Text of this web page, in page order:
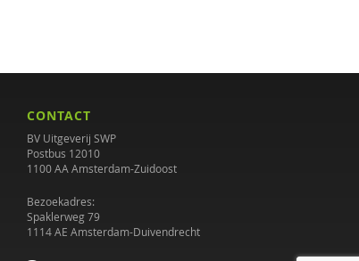
CONTACT
BV Uitgeverij SWP
Postbus 12010
1100 AA Amsterdam-Zuidoost
Bezoekadres:
Spaklerweg 79
1114 AE Amsterdam-Duivendrecht